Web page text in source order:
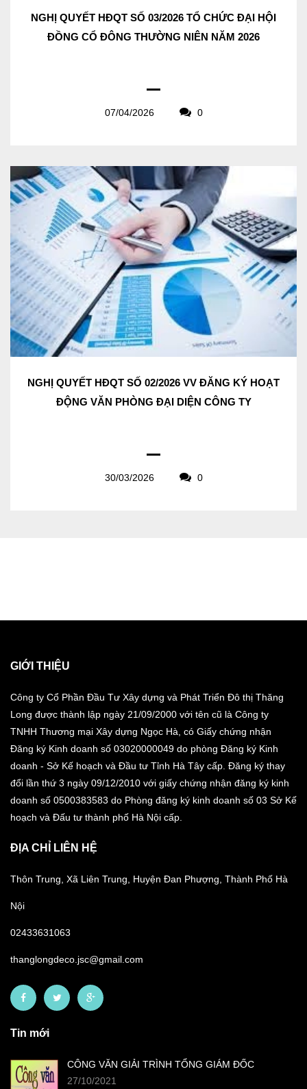
NGHỊ QUYẾT HĐQT SỐ 03/2026 TỔ CHỨC ĐẠI HỘI
ĐỒNG CỔ ĐÔNG THƯỜNG NIÊN NĂM 2026
07/04/2026 0
NGHỊ QUYẾT HĐQT SỐ 02/2026 VV ĐĂNG KÝ HOẠT
ĐỘNG VĂN PHÒNG ĐẠI DIỆN CÔNG TY
30/03/2026 0
GIỚI THIỆU
Công ty Cổ Phần Đầu Tư Xây dựng và Phát Triển Đô thị Thăng
Long được thành lập ngày 21/09/2000 với tên cũ là Công ty
TNHH Thương mại Xây dựng Ngọc Hà, có Giấy chứng nhận
Đăng ký Kinh doanh số 03020000049 do phòng Đăng ký Kinh
doanh - Sở Kế hoạch và Đầu tư Tỉnh Hà Tây cấp. Đăng ký thay
đổi lần thứ 3 ngày 09/12/2010 với giấy chứng nhận đăng ký kinh
doanh số 0500383583 do Phòng đăng ký kinh doanh số 03 Sở Kế
hoạch và Đấu tư thành phố Hà Nội cấp.
ĐỊA CHỈ LIÊN HỆ
Thôn Trung, Xã Liên Trung, Huyện Đan Phượng, Thành Phố Hà
Nội
02433631063
thanglongdeco.jsc@gmail.com
Tin mới
CÔNG VĂN GIẢI TRÌNH TỔNG GIÁM ĐỐC
27/10/2021